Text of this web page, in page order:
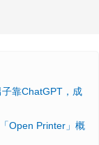
靠ChatGPT，成
Open Printer」概